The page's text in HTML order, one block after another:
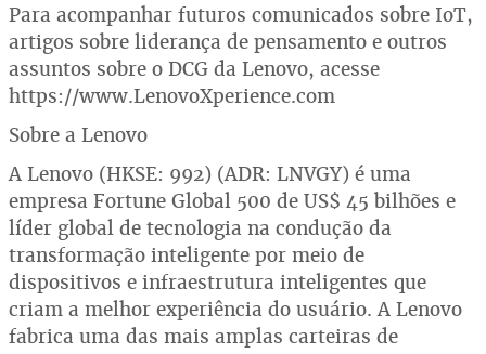
Para acompanhar futuros comunicados sobre IoT,
artigos sobre liderança de pensamento e outros
assuntos sobre o DCG da Lenovo, acesse
https://www.LenovoXperience.com
Sobre a Lenovo
A Lenovo (HKSE: 992) (ADR: LNVGY) é uma
empresa Fortune Global 500 de US$ 45 bilhões e
líder global de tecnologia na condução da
transformação inteligente por meio de
dispositivos e infraestrutura inteligentes que
criam a melhor experiência do usuário. A Lenovo
fabrica uma das mais amplas carteiras de